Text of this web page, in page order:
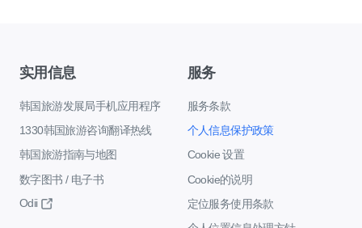
实用信息
韩国旅游发展局手机应用程序
1330韩国旅游咨询翻译热线
韩国旅游指南与地图
数字图书 / 电子书
Odii
服务
服务条款
个人信息保护政策
Cookie 设置
Cookie的说明
定位服务使用条款